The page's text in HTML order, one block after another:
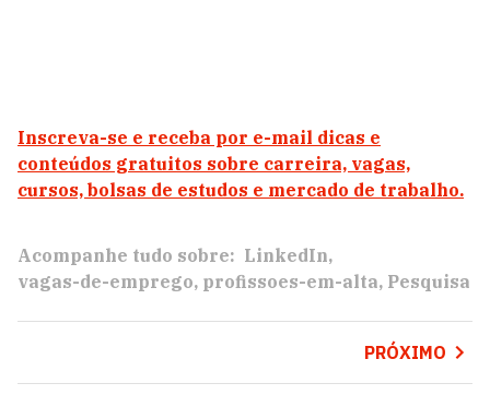
Inscreva-se e receba por e-mail dicas e
conteúdos gratuitos sobre carreira, vagas,
cursos, bolsas de estudos e mercado de trabalho.
Acompanhe tudo sobre: LinkedIn
vagas-de-emprego profissoes-em-alta Pesquisa
PRÓXIMO